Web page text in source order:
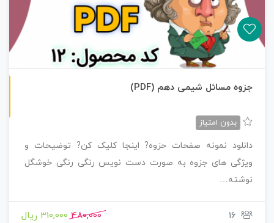
جزوه مسائل شیمی دهم (PDF)
بدون امتیاز
دانلود نمونه صفحات حزوه? اینجا کلیک کن? توضیحات و
ویژگی های جزوه به صورت دست نویس رنگی رنگی خوشگل
نوشته…
16
480,000 310,000 ریال